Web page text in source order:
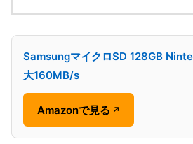
SamsungマイクロSD 128GB
大160MB/s
Amazonで見る ↗